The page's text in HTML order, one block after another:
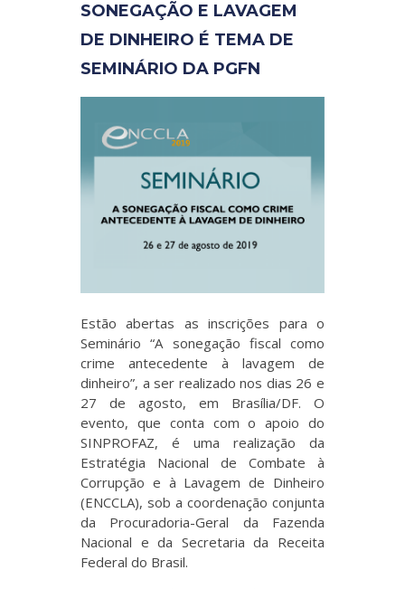
SONEGAÇÃO E LAVAGEM
DE DINHEIRO É TEMA DE
SEMINÁRIO DA PGFN
Estão abertas as inscrições para o
Seminário “A sonegação fiscal como
crime antecedente à lavagem de
dinheiro”, a ser realizado nos dias 26 e
27 de agosto, em Brasília/DF. O
evento, que conta com o apoio do
SINPROFAZ, é uma realização da
Estratégia Nacional de Combate à
Corrupção e à Lavagem de Dinheiro
(ENCCLA), sob a coordenação conjunta
da Procuradoria-Geral da Fazenda
Nacional e da Secretaria da Receita
Federal do Brasil.